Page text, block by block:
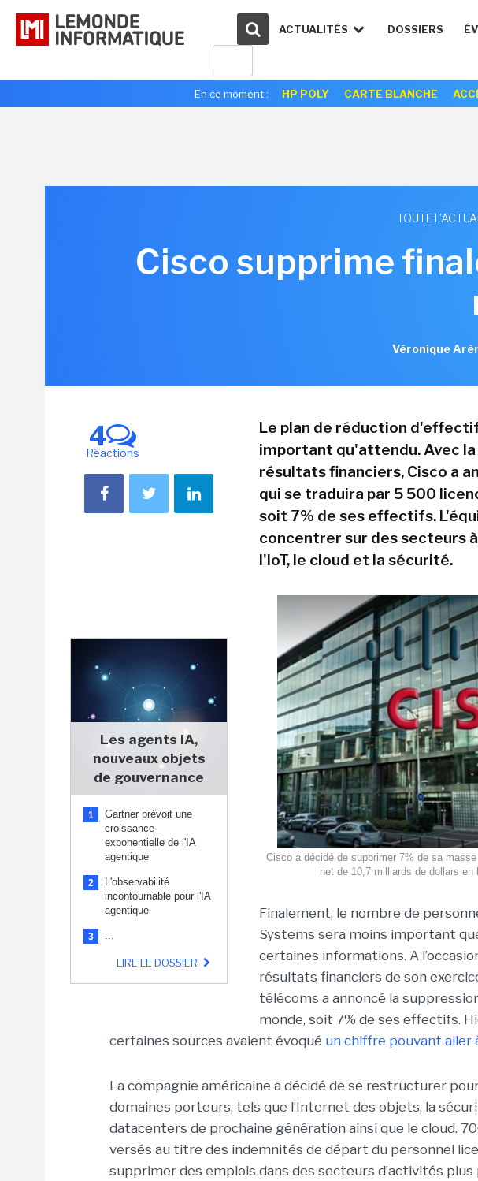
ACTUALITÉS DOSSIERS
En ce moment : HP POLY CARTE BLANCHE
TOUTE
Cisco supprime
Véronique
4
Réactions
Les agents IA,
nouveaux objets
de gouvernance
1
Gartner prévoit une
croissance
exponentielle de l'IA
agentique
2
L'observabilité
incontournable pour l'IA
agentique
3 ...
LIRE LE DOSSIER
Le plan de réduction
important qu'attendu. Avec
résultats financiers, Cisco a
qui se traduira par 5 500
soit 7% de ses effectifs.
concentrer sur des secteurs
l'IoT, le cloud et la sécurité.
Cisco a décidé de supprimer 7% de sa
net de 10,7 milliards de dollars
Finalement, le nombre de
Systems sera moins important
certaines informations. A
résultats financiers de son
télécoms a annoncé la
monde, soit 7% de ses effectifs.
certaines sources avaient évoqué un chiffre pouvant aller
La compagnie américaine a décidé de se restructurer
domaines porteurs, tels que l’Internet des objets, la
datacenters de prochaine génération ainsi que le cloud.
versés au titre des indemnités de départ du personnel
supprimer des emplois dans des secteurs d’activités